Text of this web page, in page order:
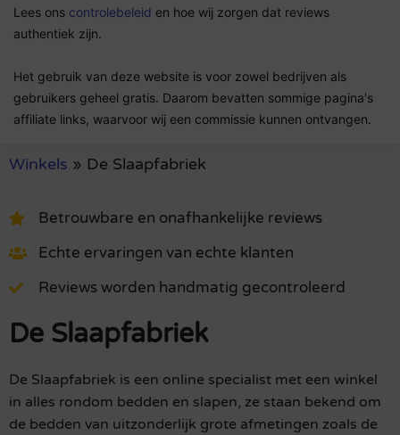
Lees ons controlebeleid en hoe wij zorgen dat reviews
authentiek zijn.
Het gebruik van deze website is voor zowel bedrijven als
gebruikers geheel gratis. Daarom bevatten sommige pagina's
affiliate links, waarvoor wij een commissie kunnen ontvangen.
Winkels » De Slaapfabriek
Betrouwbare en onafhankelijke reviews
Echte ervaringen van echte klanten
Reviews worden handmatig gecontroleerd
De Slaapfabriek
De Slaapfabriek is een online specialist met een winkel
in alles rondom bedden en slapen, ze staan bekend om
de bedden van uitzonderlijk grote afmetingen zoals de